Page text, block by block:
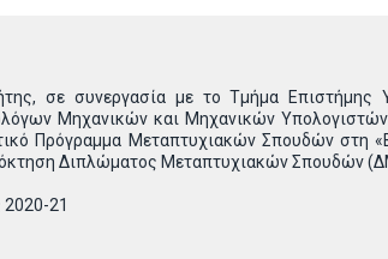
σε συνεργασία με το Τμήμα
Μηχανικών και Μηχανικών
Πρόγραμμα Μεταπτυχιακών Σπουδών
Διπλώματος Μεταπτυχιακών Σπουδών
2020-21